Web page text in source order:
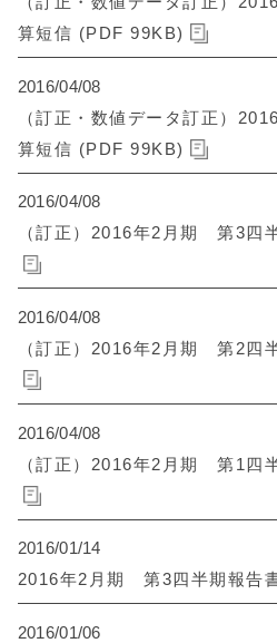
算短信 (PDF 99KB)
2016/04/08
（訂正・数値データ訂正）
算短信 (PDF 99KB)
2016/04/08
（訂正）2016年2月期 第3四
2016/04/08
（訂正）2016年2月期 第2四
2016/04/08
（訂正）2016年2月期 第1四
2016/01/14
2016年2月期 第3四半期報告
2016/01/06